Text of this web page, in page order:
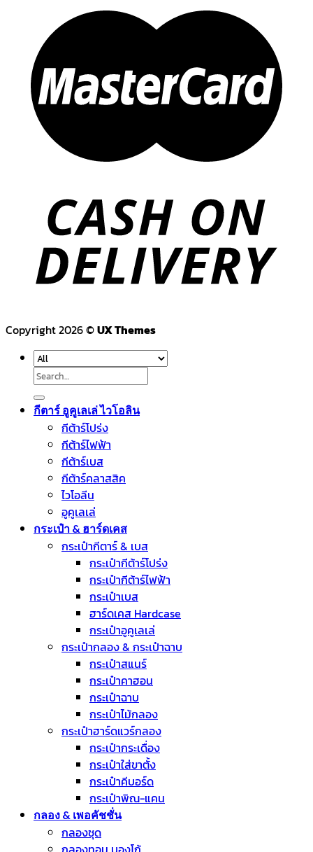
Copyright 2026 ©UX Themes
Search
for:
กีตาร์ อูคูเลเล่ ไวโอลิน
กีต้าร์โปร่ง
กีต้าร์ไฟฟ้า
กีต้าร์เบส
กีต้าร์คลาสสิค
ไวโอลีน
อูคูเลเล่
กระเป๋า & ฮาร์ดเคส
กระเป๋ากีตาร์ & เบส
กระเป๋ากีต้าร์โปร่ง
กระเป๋ากีต้าร์ไฟฟ้า
กระเป๋าเบส
ฮาร์ดเคส Hardcase
กระเป๋าอูคูเลเล่
กระเป๋ากลอง & กระเป๋าฉาบ
กระเป๋าสแนร์
กระเป๋าคาฮอน
กระเป๋าฉาบ
กระเป๋าไม้กลอง
กระเป๋าฮาร์ดแวร์กลอง
กระเป๋ากระเดื่อง
กระเป๋าใส่ขาตั้ง
กระเป๋าคีบอร์ด
กระเป๋าพิณ-แคน
กลอง & เพอคัชชั่น
กลองชุด